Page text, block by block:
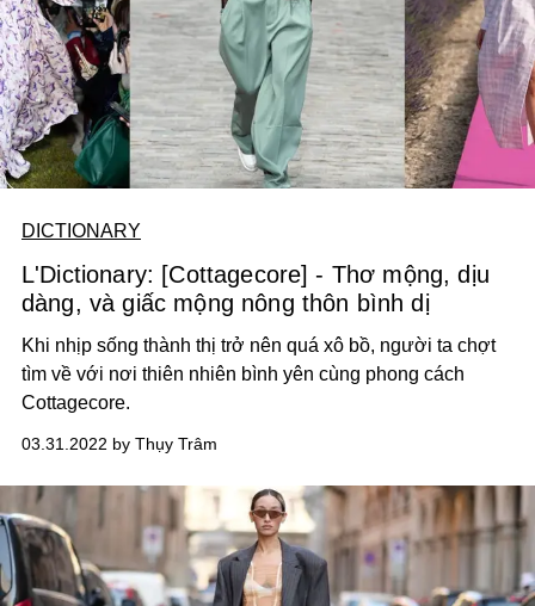
DICTIONARY
L'Dictionary: [Cottagecore] - Thơ mộng, dịu
dàng, và giấc mộng nông thôn bình dị
Khi nhịp sống thành thị trở nên quá xô bồ, người ta chợt
tìm về với nơi thiên nhiên bình yên cùng phong cách
Cottagecore.
03.31.2022 by Thụy Trâm